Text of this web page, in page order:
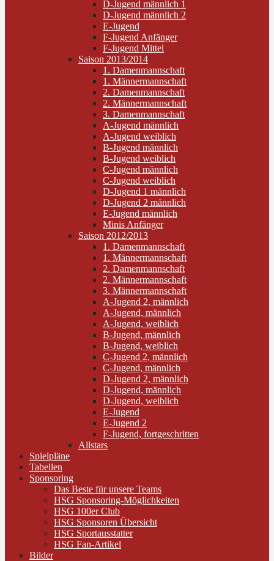
D-Jugend männlich 1
D-Jugend männlich 2
E-Jugend
F-Jugend Anfänger
F-Jugend Mittel
Saison 2013/2014
1. Damenmannschaft
1. Männermannschaft
2. Damenmannschaft
2. Männermannschaft
3. Damenmannschaft
A-Jugend männlich
A-Jugend weiblich
B-Jugend männlich
B-Jugend weiblich
C-Jugend männlich
C-Jugend weiblich
D-Jugend 1 männlich
D-Jugend 2 männlich
E-Jugend männlich
Minis Anfänger
Saison 2012/2013
1. Damenmannschaft
1. Männermannschaft
2. Damenmannschaft
2. Männermannschaft
3. Männermannschaft
A-Jugend 2, männlich
A-Jugend, männlich
A-Jugend, weiblich
B-Jugend, männlich
B-Jugend, weiblich
C-Jugend 2, männlich
C-Jugend, männlich
D-Jugend 2, männlich
D-Jugend, männlich
D-Jugend, weiblich
E-Jugend
E-Jugend 2
F-Jugend, fortgeschritten
Allstars
Spielpläne
Tabellen
Sponsoring
Das Beste für unsere Teams
HSG Sponsoring-Möglichkeiten
HSG 100er Club
HSG Sponsoren Übersicht
HSG Sportausstatter
HSG Fan-Artikel
Bilder